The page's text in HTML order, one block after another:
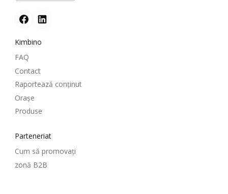
Kimbino
FAQ
Contact
Raportează conținut
Oraşe
Produse
Parteneriat
Cum să promovați
zonă B2B